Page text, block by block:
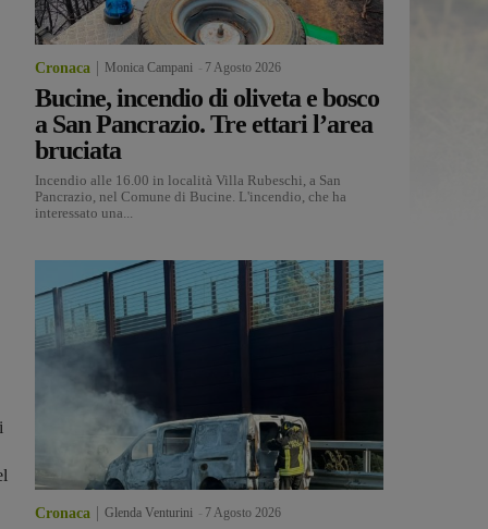
Cronaca Monica Campani 7 Agosto 2026
Bucine, incendio di oliveta e bosco
a San Pancrazio. Tre ettari l’area
bruciata
Incendio alle 16.00 in località Villa Rubeschi, a San
Pancrazio, nel Comune di Bucine. L'incendio, che ha
interessato una...
Cronaca Glenda Venturini 7 Agosto 2026